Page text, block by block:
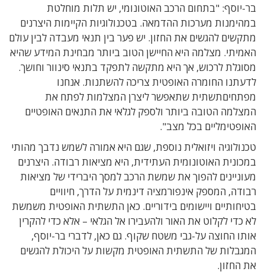
בר-יוסף: "בתחום הרכב האוטונומי, יש תלות מוחלטת
במהימנות מערכות ההדמאה. בטכנולוגיות הקיימות היצרנים
מתקשים להגשים את החזון. יש פער בין תנאי מעבדה לבין עולם
האמיתי. מצלמה היא החיישן הטוב ביותר מבחינת המידע שהיא
מסוגלת לרכוש, אך היא מתקשה לתפקד בתנאי סינוור וחושך.
לדעתנו החומרה האופטית צריכה להשתנות. אנחנו
מפתחיםתשתית שתאפשר ליצרן המצלמות לפתח את
המצלמה הטובה ביותר ולספק לגלאי את התנאים האופטיים
האופטימליים בכל מצב".
טכנולוגיה ויזואלית נוספת, שגם היא אמורה לשמש נדבך מהותי
במכונית האוטונומית העתידית, היא מציאות רבודה. היצרנים
מעוניינים להפוך את שמשת הרכב למסך היברידי של מציאות
רבודה, המספק אינפורמציה דינמית על הדרך, חיוויים
בטיחותיים ויישומים בידוריים. כאן התשתית האופטית משמשת
לא כדי לקלוט את האור ולהעבירו אל הגלאי – אלא כדי להקרין
אותו החוצה על-גבי משטח שקוף. גם כאן, לדברי בר-יוסף,
המגבלות של התשתית האופטית מקשות על היכולת להגשים
את החזון.